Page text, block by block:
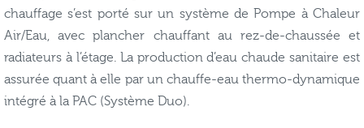
chauffage s’est porté sur un système de Pompe à Chaleur
Air/Eau, avec plancher chauffant au rez-de-chaussée et
radiateurs à l’étage. La production d’eau chaude sanitaire est
assurée quant à elle par un chauffe-eau thermo-dynamique
intégré à la PAC (Système Duo).